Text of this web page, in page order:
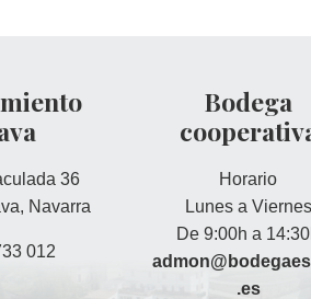
36
Navarra
012
Bodega
Horario
Lunes a Viernes
De 9:00h a
.es